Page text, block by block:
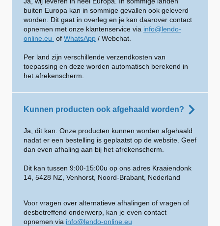
buiten Europa kan in sommige gevallen ook geleverd
worden. Dit gaat in overleg en je kan daarover contact
opnemen met onze klantenservice via info@lendo-
online.eu of WhatsApp / Webchat.
Per land zijn verschillende verzendkosten van
toepassing en deze worden automatisch berekend in
het afrekenscherm.
Kunnen producten ook afgehaald worden?
Ja, dit kan. Onze producten kunnen worden afgehaald
nadat er een bestelling is geplaatst op de website. Geef
dan even afhaling aan bij het afrekenscherm.
Dit kan tussen 9:00-15:00u op ons adres Kraaiendonk
14, 5428 NZ, Venhorst, Noord-Brabant, Nederland
Voor vragen over alternatieve afhalingen of vragen of
desbetreffend onderwerp, kan je even contact
opnemen via info@lendo-online.eu